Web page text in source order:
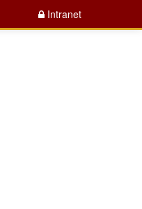
Intranet